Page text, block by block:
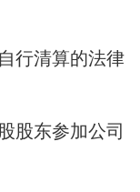
行清算的法律
股东参加公司